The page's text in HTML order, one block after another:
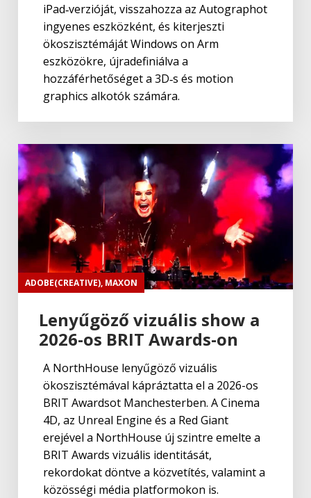
iPad‑verzióját, visszahozza az Autographot
ingyenes eszközként, és kiterjeszti
ökoszisztémáját Windows on Arm
eszközökre, újradefiniálva a
hozzáférhetőséget a 3D‑s és motion
graphics alkotók számára.
ADOBE(CREATIVE), MAXON
Lenyűgöző vizuális show a
2026-os BRIT Awards-on
A NorthHouse lenyűgöző vizuális
ökoszisztémával kápráztatta el a 2026-os
BRIT Awardsot Manchesterben. A Cinema
4D, az Unreal Engine és a Red Giant
erejével a NorthHouse új szintre emelte a
BRIT Awards vizuális identitását,
rekordokat döntve a közvetítés, valamint a
közösségi média platformokon is.